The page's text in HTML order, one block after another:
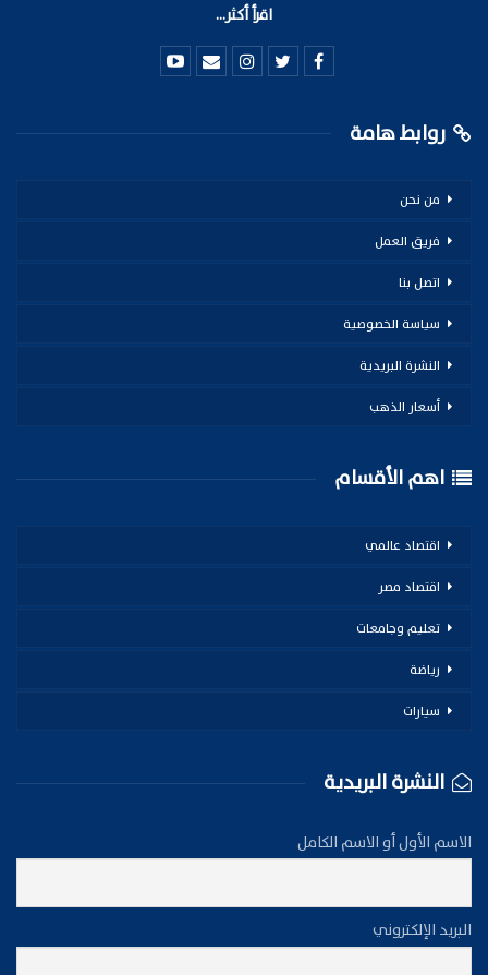
اقرأ أكثر...
روابط هامة
من نحن
فريق العمل
اتصل بنا
سياسة الخصوصية
النشرة البريدية
أسعار الذهب
اهم الأقسام
اقتصاد عالمي
اقتصاد مصر
تعليم وجامعات
رياضة
سيارات
النشرة البريدية
الاسم الأول أو الاسم الكامل
البريد الإلكتروني